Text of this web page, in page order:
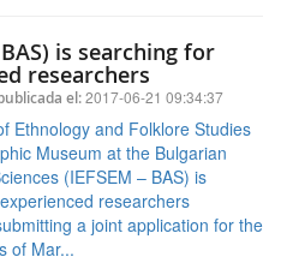
BAS) is searching for
researchers
el:2017-06-21 09:34:37
Ethnology and Folklore Studies
Museum at the Bulgarian
(IEFSEM – BAS) is
researchers
a joint application for the
of Mar...